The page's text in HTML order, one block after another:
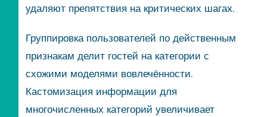
удаляют препятствия на критических шагах.
Группировка пользователей по действенным
признакам делит гостей на категории с
схожими моделями вовлечённости.
Кастомизация информации для
многочисленных категорий увеличивает